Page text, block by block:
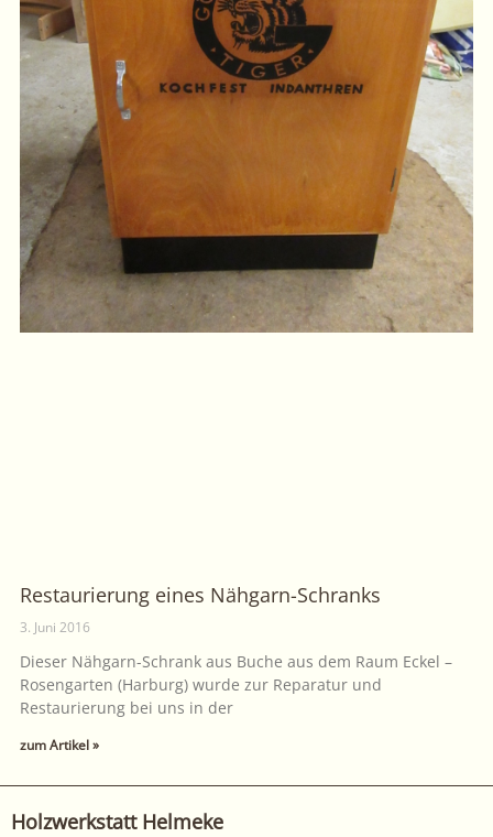
Restaurierung eines Nähgarn-Schranks
3. Juni 2016
Dieser Nähgarn-Schrank aus Buche aus dem Raum Eckel –
Rosengarten (Harburg) wurde zur Reparatur und
Restaurierung bei uns in der
zum Artikel »
Holzwerkstatt Helmeke